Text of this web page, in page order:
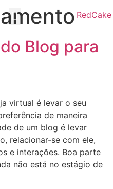
Blog para
virtual é levar o seu
de maneira
de um blog é levar
relacionar-se com ele,
e interações. Boa parte
não está no estágio de